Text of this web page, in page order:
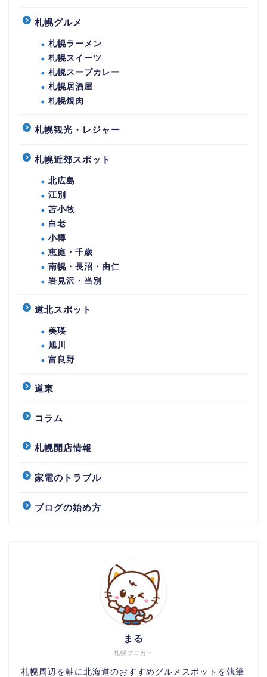
札幌グルメ
札幌ラーメン
札幌スイーツ
札幌スープカレー
札幌居酒屋
札幌焼肉
札幌観光・レジャー
札幌近郊スポット
北広島
江別
苫小牧
白老
小樽
恵庭・千歳
南幌・長沼・由仁
岩見沢・当別
道北スポット
美瑛
旭川
富良野
道東
コラム
札幌開店情報
家電のトラブル
ブログの始め方
札幌ブロガー
まる
札幌周辺を軸に北海道のおすすめグルメスポットを執筆